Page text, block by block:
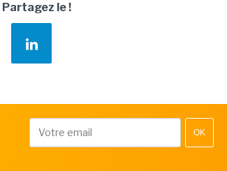
Partagez le !
OK